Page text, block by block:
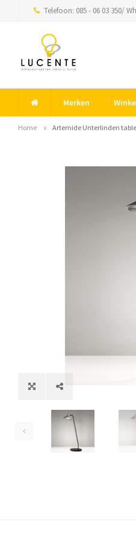
Telefoon: 085 - 06 03 350/
Merken
Home Artemide Unterlinden table